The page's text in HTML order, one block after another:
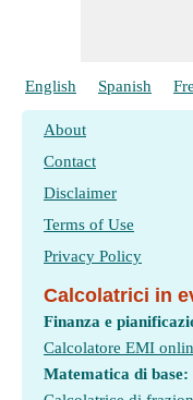
English Spanish
About
Contact
Disclaimer
Terms of Use
Privacy Policy
Calcolatrici in
Finanza e
Calcolatore EMI
Matematica di base: